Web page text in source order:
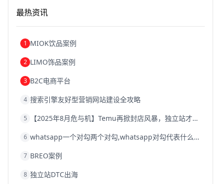
跨境电商关税
跨境电商建站
浙江跨境电商宁波跨境电商跨境电商的模式
跨境电商优势跨境电商的优势
最热资讯
1 MIOK饮品案例
2 LIMO饰品案例
3 B2C电商平台
4 搜索引擎友好型营销网站建设全攻略
5 【2025年8月危与机】Temu再掀封店风暴，独立站才是跨境卖家的避险通道
6 whatsapp一个对勾两个对勾,whatsapp对勾代表什么意思
7 BREO案例
8 独立站DTC出海